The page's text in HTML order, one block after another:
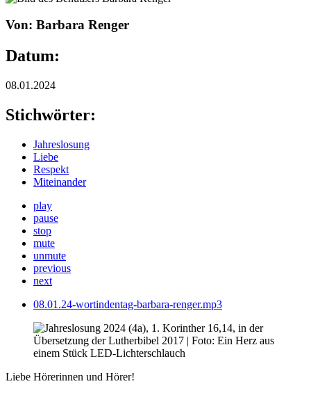
Von: Barbara Renger
Datum:
08.01.2024
Stichwörter:
Jahreslosung
Liebe
Respekt
Miteinander
play
pause
stop
mute
unmute
previous
next
08.01.24-wortindentag-barbara-renger.mp3
Liebe Hörerinnen und Hörer!